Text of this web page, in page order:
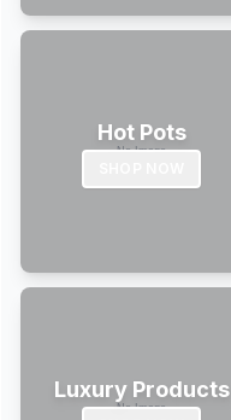
Hot Pots
Luxury Products